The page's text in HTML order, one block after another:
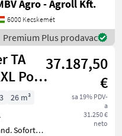
az MBV
importőrtől,
PA
Agro - Agroll Kft.
6000 Kecskemét
Premium Plus prodavac
TA
Power
37.187,50
€
sa 19% PDV-
a
31.250 €
neto
26 m³
Sofort